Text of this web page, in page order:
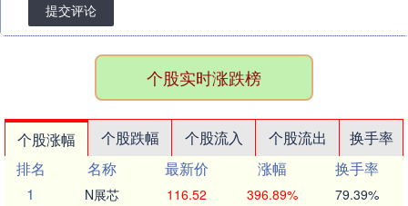
提交评论
个股实时涨跌榜
个股涨幅 个股跌幅 个股流入 个股流出
换手率
排名
名称 最新价 涨幅
换手率
1
N展芯 116.52 396.89% 79.39%